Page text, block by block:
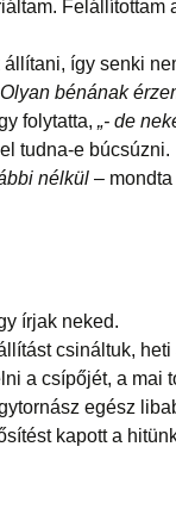
Felállítottam
így senki
Olyan bénának
folytatta, „- de
tudna-e búcsúzni.
nélkül –
írjak neked.
csináltuk,
a csípőjét, a mai
egész
kapott a